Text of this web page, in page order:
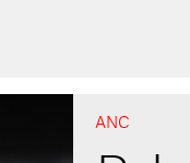
ANC